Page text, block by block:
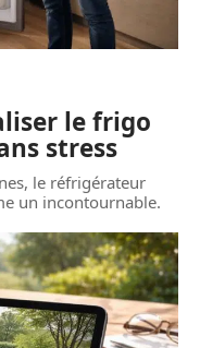
le frigo
stress
le réfrigérateur
un incontournable.